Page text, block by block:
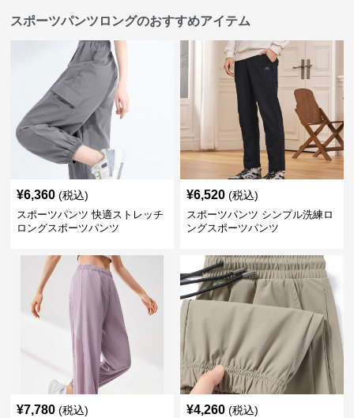
スポーツパンツロングのおすすめアイテム
¥6,360 (税込)
スポーツパンツ 快適ストレッチ
ロングスポーツパンツ
¥6,520 (税込)
スポーツパンツ シンプル洗練ロ
ングスポーツパンツ
¥7,780 (税込) ¥4,260 (税込)